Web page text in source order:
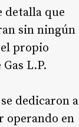
detalla que
sin ningún
propio
L.P.
dedicaron a
operando en